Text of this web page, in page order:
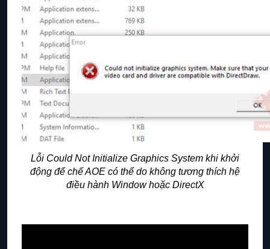
Lỗi Could Not Initialize Graphics System khi khởi
động đế chế AOE có thể do không tương thích hệ
điều hành Window hoặc DirectX